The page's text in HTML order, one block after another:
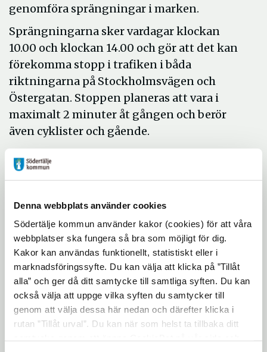
Denna webbplats använder cookies
Södertälje kommun använder kakor (cookies) för att våra
webbplatser ska fungera så bra som möjligt för dig.
Kakor kan användas funktionellt, statistiskt eller i
marknadsföringssyfte. Du kan välja att klicka på ”Tillåt
alla” och ger då ditt samtycke till samtliga syften. Du kan
också välja att uppge vilka syften du samtycker till
genom att välja dessa här nedan och därefter klicka i
rutan ”Tillåt urval”. Du kan när som helst ta tillbaka ditt
genomföra sprängningar i marken.
Sprängningarna sker vardagar klockan
10.00 och klockan 14.00 och gör att det kan
förekomma stopp i trafiken i båda
riktningarna på Stockholmsvägen och
Östergatan. Stoppen planeras att vara i
maximalt 2 minuter åt gången och berör
även cyklister och gående.
sprängningar alla dagar men när det sker
då med att det kan ta lite längre tid än
normalt att ta sig fram i båda riktningarna.
Vi tackar dig som reser denna väg för ditt
tålamod och din förståelse för detta.
Parkeringshuset är till för
parkeringsplatser till boende i det nya
höghuset Stockholmsberget som just nu
håller på att byggas. Du kan ta del av mer
information omStockholmsberget på